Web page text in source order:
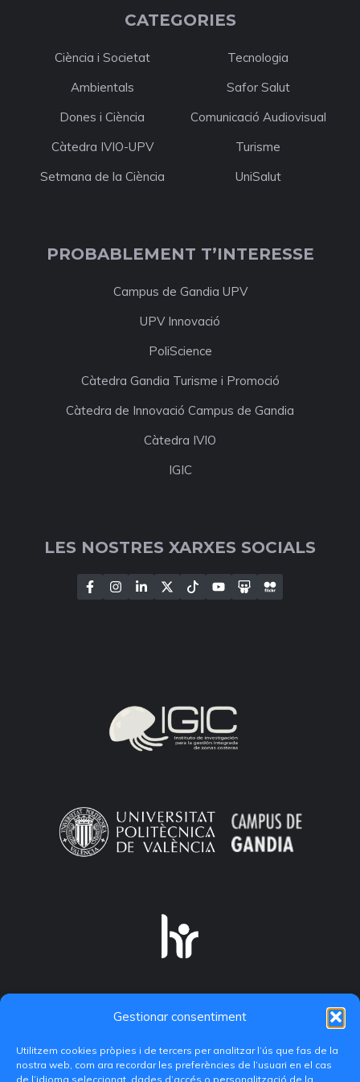
Gestionar consentiment
Utilitzem cookies pròpies i de tercers per analitzar l’ús que fas de la
nostra web, com ara recordar les preferències de l’usuari en el cas
de l’idioma seleccionat, dades d’accés o personalització de la
CATEGORIES
Ciència i Societat
Tecnologia
Ambientals
Safor Salut
Dones i Ciència
Comunicació Audiovisual
Càtedra IVIO-UPV
Turisme
Setmana de la Ciència
UniSalut
PROBABLEMENT T’INTERESSE
Campus de Gandia UPV
UPV Innovació
PoliScience
Càtedra Gandia Turisme i Promoció
Càtedra de Innovació Campus de Gandia
Càtedra IVIO
IGIC
LES NOSTRES XARXES SOCIALS